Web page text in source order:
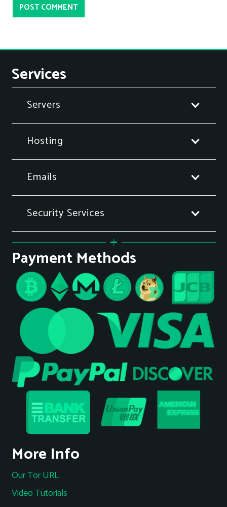
POST COMMENT
Services
Servers
Hosting
Emails
Security Services
Payment Methods
More Info
Our Tor URL
Video Tutorials